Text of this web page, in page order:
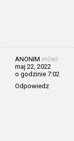
ANONIM mówi:
maj 22, 2022
o godzinie 7:02
Odpowiedz